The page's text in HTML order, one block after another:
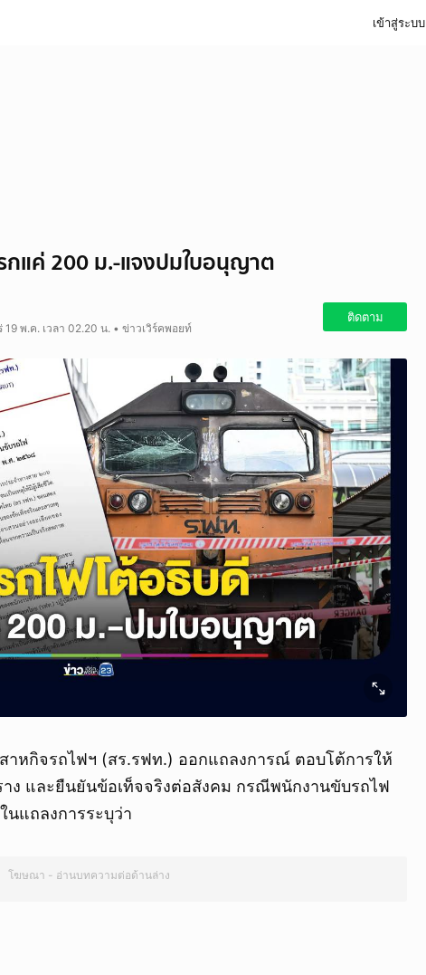
เข้าสู่ระบบ
กแค่ 200 ม.-แจงปมใบอนุญาต
19 พ.ค. เวลา 02.20 น. • ข่าวเวิร์คพอยท์
ติดตาม
าหกิจรถไฟฯ (สร.รฟท.) ออกแถลงการณ์ ตอบโต้การให้
ง และยืนยันข้อเท็จจริงต่อสังคม กรณีพนักงานขับรถไฟ
แถลงการระบุว่า
โฆษณา - อ่านบทความต่อด้านล่าง